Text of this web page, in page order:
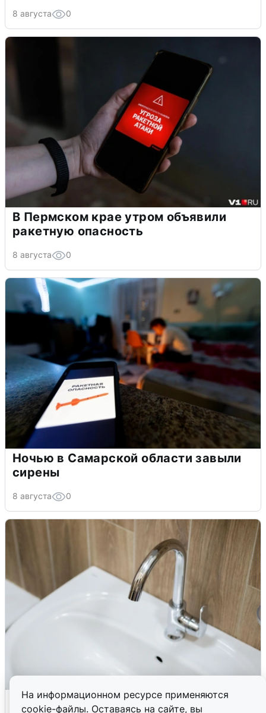
На информационном ресурсе применяются
cookie-файлы. Оставаясь на сайте, вы
8 августа 0
В Пермском крае утром объявили
ракетную опасность
8 августа 0
Ночью в Самарской области завыли
сирены
8 августа 0
В Архангельске перенесли сроки